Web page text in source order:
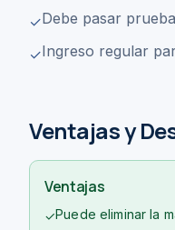
✓Debe pasar
✓Ingreso regular
Ventajas y
Ventajas
✓Puede eliminar la